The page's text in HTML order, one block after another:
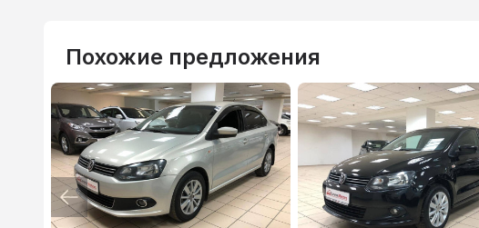
Похожие предложения
ВТБ
3.9%